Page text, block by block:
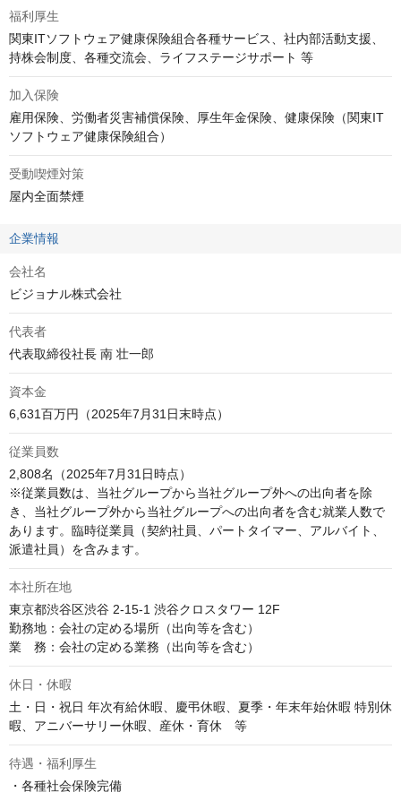
福利厚生
関東ITソフトウェア健康保険組合各種サービス、社内部活動支援、
持株会制度、各種交流会、ライフステージサポート 等
加入保険
雇用保険、労働者災害補償保険、厚生年金保険、健康保険（関東IT
ソフトウェア健康保険組合）
受動喫煙対策
屋内全面禁煙
企業情報
会社名
ビジョナル株式会社
代表者
代表取締役社長 南 壮一郎
資本金
6,631百万円（2025年7月31日末時点）
従業員数
2,808名（2025年7月31日時点）
※従業員数は、当社グループから当社グループ外への出向者を除
き、当社グループ外から当社グループへの出向者を含む就業人数で
あります。臨時従業員（契約社員、パートタイマー、アルバイト、
派遣社員）を含みます。
本社所在地
東京都渋谷区渋谷 2-15-1 渋谷クロスタワー 12F
勤務地：会社の定める場所（出向等を含む）
業　務：会社の定める業務（出向等を含む）
休日・休暇
土・日・祝日 年次有給休暇、慶弔休暇、夏季・年末年始休暇 特別休
暇、アニバーサリー休暇、産休・育休　等
待遇・福利厚生
・各種社会保険完備